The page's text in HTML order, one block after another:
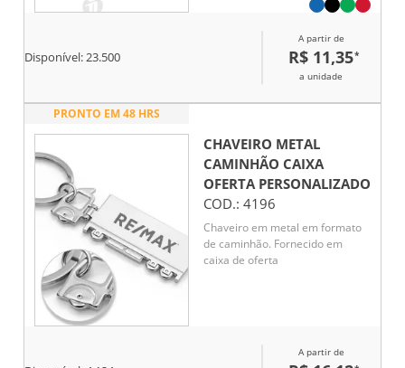
Disponível:23.500
A partir de
R$ 11,35*
a unidade
PRONTO EM 48 HRS
CHAVEIRO METAL
CAMINHÃO CAIXA
OFERTAPERSONALIZADO
COD.: 4196
Chaveiro em metal em formato
de caminhão. Fornecido em
caixa de oferta
A partir de